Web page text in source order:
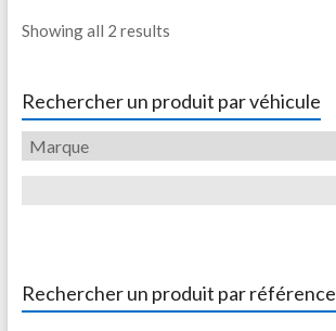
Showing all 2 results
Rechercher un produit par véhicule
Rechercher un produit par référence